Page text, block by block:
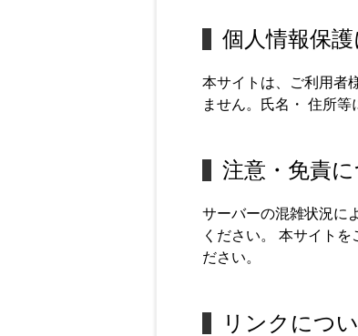
個人情報保
本サイトは、ご利用者
ません。氏名・ 住所等
注意・免責
サーバーの混雑状況に
ください。 本サイト
ださい。
リンクにつ